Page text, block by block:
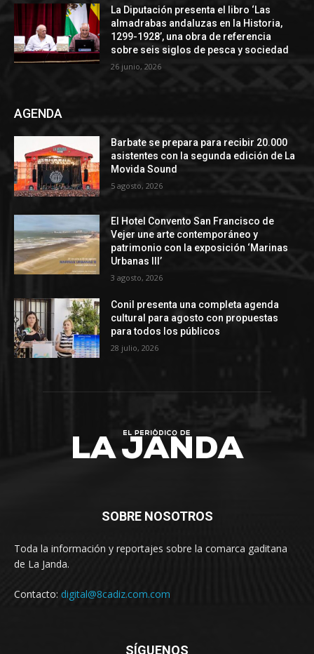
La Diputación presenta el libro ‘Las
almadrabas andaluzas en la Historia,
1299-1928’, una obra de referencia
sobre seis siglos de pesca y sociedad
26 junio, 2026
AGENDA
Barbate se prepara para recibir 20.000
asistentes con la segunda edición de La
Movida Sound
5 agosto, 2026
El Hotel Convento San Francisco de
Vejer une arte contemporáneo y
patrimonio con la exposición ‘Marinas
Urbanas III’
3 agosto, 2026
Conil presenta una completa agenda
cultural para agosto con propuestas
para todos los públicos
28 julio, 2026
SOBRE NOSOTROS
Toda la información y reportajes sobre la comarca gaditana
de La Janda.
Contacto: digital@8cadiz.com.com
SÍGUENOS